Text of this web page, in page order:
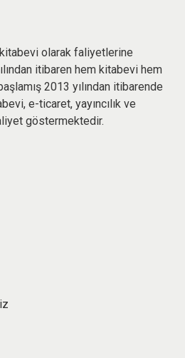
kitabevi olarak faliyetlerine
itibaren hem kitabevi hem
2013 yılından itibarende
e-ticaret, yayıncılık ve
göstermektedir.